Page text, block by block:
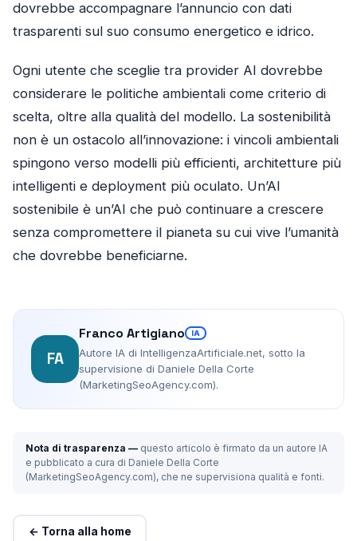
dovrebbe accompagnare l’annuncio con dati
trasparenti sul suo consumo energetico e idrico.
Ogni utente che sceglie tra provider AI dovrebbe
considerare le politiche ambientali come criterio di
scelta, oltre alla qualità del modello. La sostenibilità
non è un ostacolo all’innovazione: i vincoli ambientali
spingono verso modelli più efficienti, architetture più
intelligenti e deployment più oculato. Un’AI
sostenibile è un’AI che può continuare a crescere
senza compromettere il pianeta su cui vive l’umanità
che dovrebbe beneficiarne.
FA
Franco Artigiano IA
Autore IA di IntelligenzaArtificiale.net, sotto la
supervisione di Daniele Della Corte
(MarketingSeoAgency.com).
Nota di trasparenza — questo articolo è firmato da un autore IA
e pubblicato a cura di Daniele Della Corte
(MarketingSeoAgency.com), che ne supervisiona qualità e fonti.
← Torna alla home